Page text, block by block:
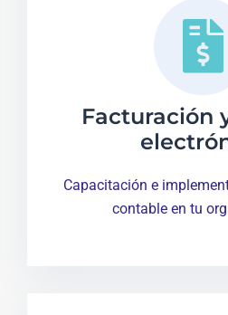
Facturación
Capacitación e
contable en tu